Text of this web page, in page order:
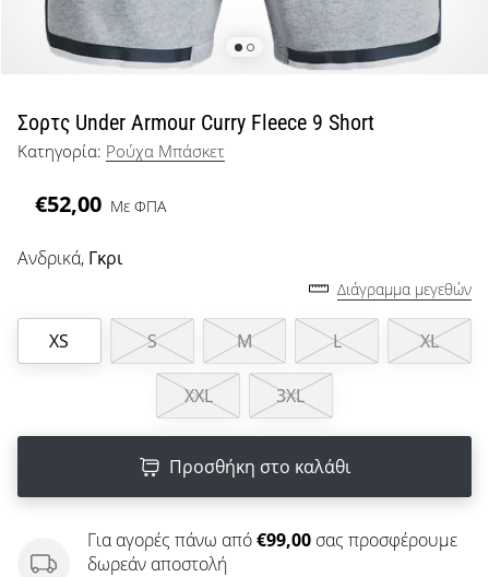
μπάσκετ
Είσαι
λάτρης
μπάσκετ
όπως
εμείς;
μαζί
ως
μας.
Εμφάνιση
άρθρων
Σορτς Under Armour Curry Fleece 9 Short
Κατηγορία: Ρούχα Μπάσκετ
€52,00 Με ΦΠΑ
Ανδρικά, Γκρι
Διάγραμμα μεγεθών
XS S M L XL
XXL 3XL
Προσθήκη στο καλάθι
Για αγορές πάνω από€99,00 σας προσφέρουμε
δωρεάν αποστολή